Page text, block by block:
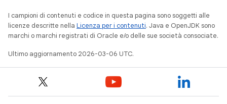
I campioni di contenuti e codice in questa pagina sono soggetti alle
licenze descritte nella Licenza per i contenuti. Java e OpenJDK sono
marchi o marchi registrati di Oracle e/o delle sue società consociate.
Ultimo aggiornamento 2026-03-06 UTC.